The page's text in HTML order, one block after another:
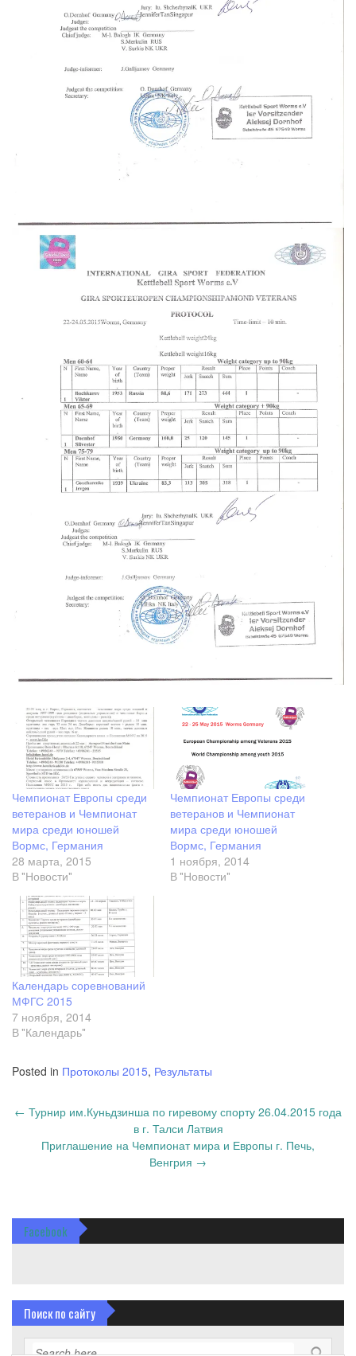
Чемпионат Европы среди
ветеранов и Чемпионат
мира среди юношей
Вормс, Германия
28 марта, 2015
В "Новости"
Чемпионат Европы среди
ветеранов и Чемпионат
мира среди юношей
Вормс, Германия
1 ноября, 2014
В "Новости"
Календарь соревнований
МФГС 2015
7 ноября, 2014
В "Календарь"
Posted in Протоколы 2015, Результаты
Post
← Турнир им.Куньдзинша по гиревому спорту 26.04.2015 года
в г. Талси Латвия
Приглашение на Чемпионат мира и Европы г. Печь,
Венгрия →
Facebook
Поиск по сайту